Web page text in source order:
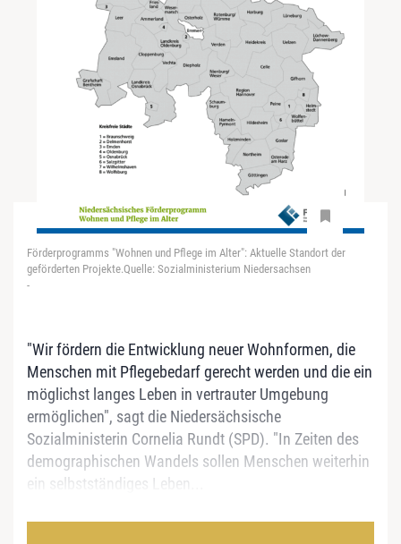
Förderprogramms "Wohnen und Pflege im Alter": Aktuelle Standort der
geförderten Projekte.Quelle: Sozialministerium Niedersachsen
-
"Wir fördern die Entwicklung neuer Wohnformen, die
Menschen mit Pflegebedarf gerecht werden und die ein
möglichst langes Leben in vertrauter Umgebung
ermöglichen", sagt die Niedersächsische
Sozialministerin Cornelia Rundt (SPD). "In Zeiten des
demographischen Wandels sollen Menschen weiterhin
ein selbstständiges Leben...